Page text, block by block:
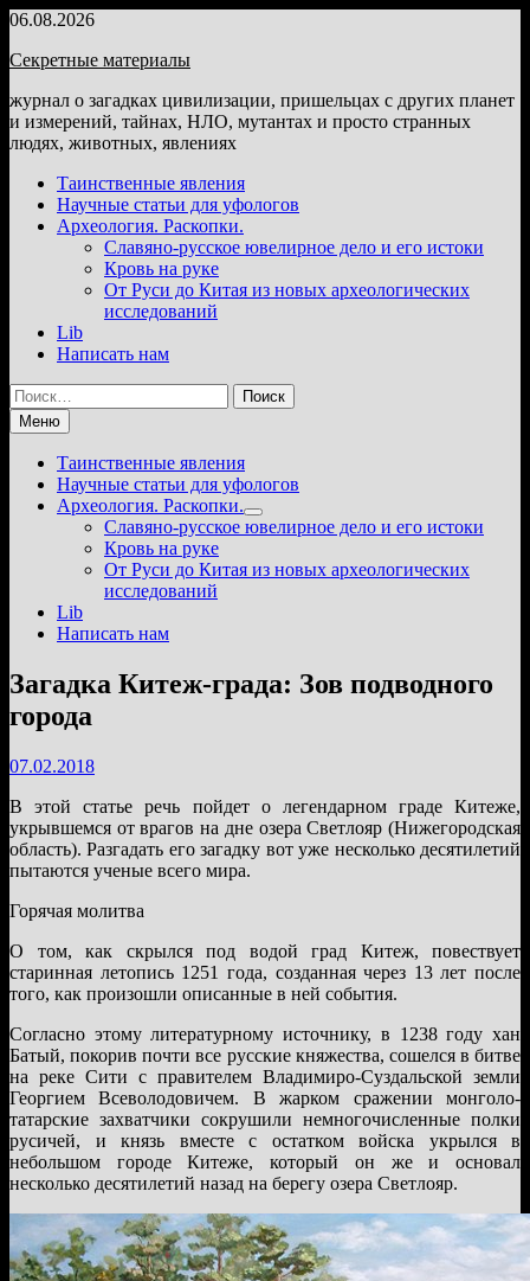
Перейти
содержимому
06.08.2026
Секретные материалы
журнал о загадках цивилизации, пришельцах с других планет
и измерений, тайнах, НЛО, мутантах и просто странных
людях, животных, явлениях
Таинственные явления
Научные статьи для уфологов
Археология. Раскопки.
Славяно-русское ювелирное дело и его истоки
Кровь на руке
От Руси до Китая из новых археологических
исследований
Lib
Написать нам
Найти:
Меню
Таинственные явления
Научные статьи для уфологов
Археология. Раскопки.
Показать
подменю
Славяно-русское ювелирное дело и его истоки
Кровь на руке
От Руси до Китая из новых археологических
исследований
Lib
Написать нам
Загадка Китеж-града: Зов подводного
города
07.02.2018
В этой статье речь пойдет о легендарном граде Китеже,
укрывшемся от врагов на дне озера Светлояр (Нижегородская
область). Разгадать его загадку вот уже несколько десятилетий
пытаются ученые всего мира.
Горячая молитва
О том, как скрылся под водой град Китеж, повествует
старинная летопись 1251 года, созданная через 13 лет после
того, как произошли описанные в ней события.
Согласно этому литературному источнику, в 1238 году хан
Батый, покорив почти все русские княжества, сошелся в битве
на реке Сити с правителем Владимиро-Суздальской земли
Георгием Всеволодовичем. В жарком сражении монголо-
татарские захватчики сокрушили немногочисленные полки
русичей, и князь вместе с остатком войска укрылся в
небольшом городе Китеже, который он же и основал
несколько десятилетий назад на берегу озера Светлояр.